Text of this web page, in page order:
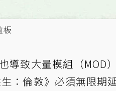
板
導致大量模組（MOD
：倫敦》必須無限期